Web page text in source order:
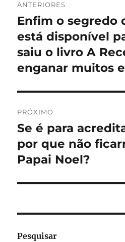
de
Post
ANTERIORES
Post
anterior:
Enfim o segredo
está disponível
saiu o livro A
enganar muitos
PRÓXIMO
Próximo
post:
Se é para
por que não
Papai Noel?
Pesquisar